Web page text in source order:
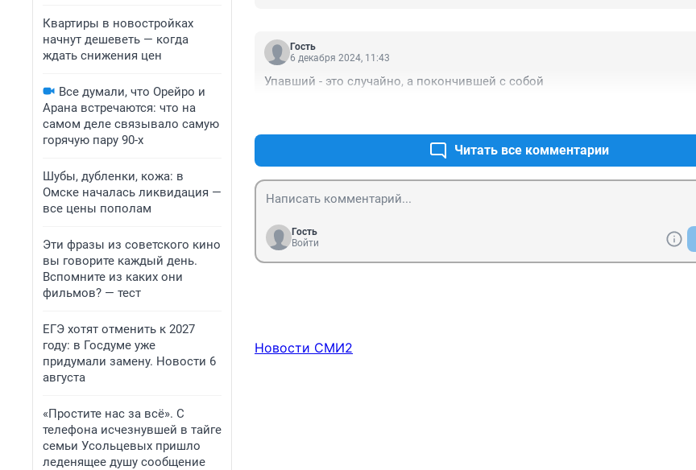
Квартиры в новостройках
начнут дешеветь — когда
ждать снижения цен
Все думали, что Орейро и
Арана встречаются: что на
самом деле связывало самую
горячую пару 90-х
Шубы, дубленки, кожа: в
Омске началась ликвидация —
все цены пополам
Эти фразы из советского кино
вы говорите каждый день.
Вспомните из каких они
фильмов? — тест
ЕГЭ хотят отменить к 2027
году: в Госдуме уже
придумали замену. Новости 6
августа
«Простите нас за всё». С
телефона исчезнувшей в тайге
семьи Усольцевых пришло
леденящее душу сообщение
Гость
6 декабря 2024, 11:43
Упавший - это случайно, а покончившей с собой
Читать все комментарии
Гость
Войти
Новости СМИ2